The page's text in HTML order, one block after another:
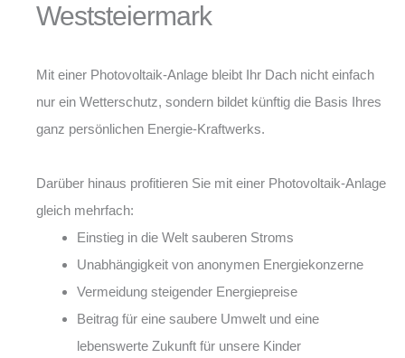
Weststeiermark
Mit einer Photovoltaik-Anlage bleibt Ihr Dach nicht einfach
nur ein Wetterschutz, sondern bildet künftig die Basis Ihres
ganz persönlichen Energie-Kraftwerks.
Darüber hinaus profitieren Sie mit einer Photovoltaik-Anlage
gleich mehrfach:
Einstieg in die Welt sauberen Stroms
Unabhängigkeit von anonymen Energiekonzerne
Vermeidung steigender Energiepreise
Beitrag für eine saubere Umwelt und eine
lebenswerte Zukunft für unsere Kinder